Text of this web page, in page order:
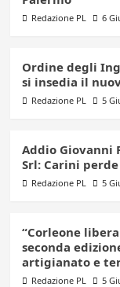
Redazione PL 6
Ordine degli
si insedia il
Redazione PL 5
Addio Giovanni
Srl: Carini
Redazione PL 5
“Corleone
seconda
artigianato e
Redazione PL 5